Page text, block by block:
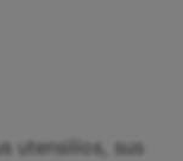
utensilios, sus